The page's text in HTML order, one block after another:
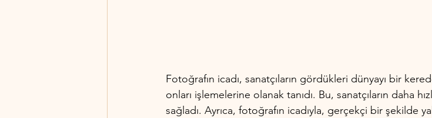
Fotoğrafın icadı, sanatçıların gördükleri dünyayı bir
onları işlemelerine olanak tanıdı. Bu, sanatçıların daha
sağladı. Ayrıca, fotoğrafın icadıyla, gerçekçi bir şekilde